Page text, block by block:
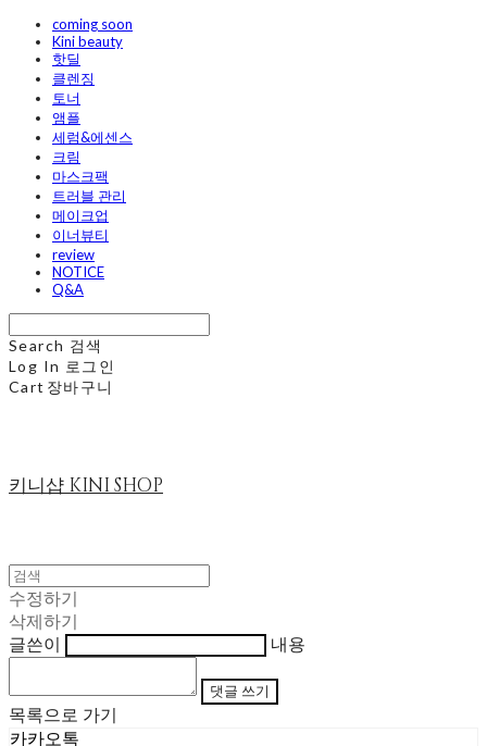
coming soon
Kini beauty
핫딜
클렌징
토너
앰플
세럼&에센스
크림
마스크팩
트러블 관리
메이크업
이너뷰티
review
NOTICE
Q&A
Search 검색
Log In 로그인
Cart 장바구니
키니샵 KINI SHOP
수정하기
삭제하기
글쓴이
내용
댓글 쓰기
목록으로 가기
카카오톡